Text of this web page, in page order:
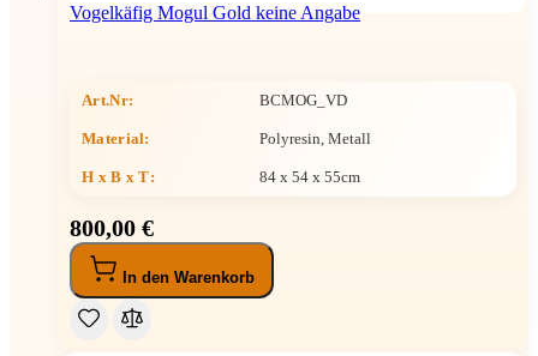
Vogelkäfig Mogul Gold keine Angabe
Art.Nr: BCMOG_VD
Material: Polyresin, Metall
H x B x T: 84 x 54 x 55cm
800,00 €
In den Warenkorb